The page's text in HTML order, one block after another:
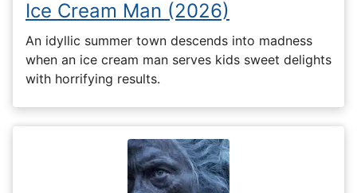
Ice Cream Man (2026)
An idyllic summer town descends into madness
when an ice cream man serves kids sweet delights
with horrifying results.